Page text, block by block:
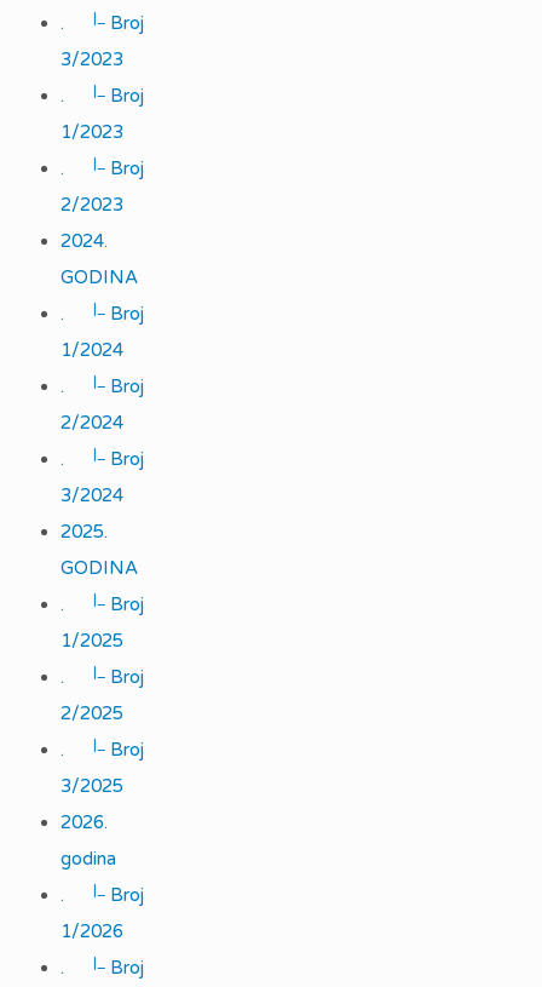
.
|_
Broj
3/2023
.
|_
Broj
1/2023
.
|_
Broj
2/2023
2024.
GODINA
.
|_
Broj
1/2024
.
|_
Broj
2/2024
.
|_
Broj
3/2024
2025.
GODINA
.
|_
Broj
1/2025
.
|_
Broj
2/2025
.
|_
Broj
3/2025
2026.
godina
.
|_
Broj
1/2026
.
|_ Broj